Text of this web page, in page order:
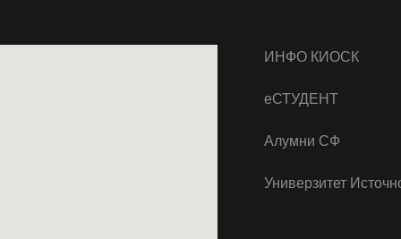
ИНФО КИОСК
еСТУДЕНТ
Алумни СФ
Универзитет